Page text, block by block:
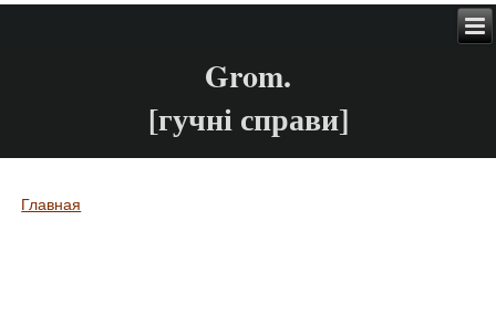
Grom.
[гучні справи]
Вы здесь
Главная